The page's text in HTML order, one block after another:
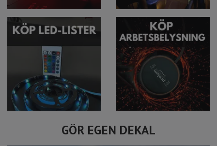
GÖR EGEN DEKAL